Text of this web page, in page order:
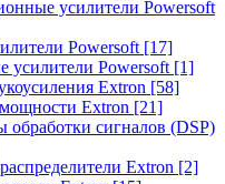
усилители Powersoft
Powersoft [17]
усилители Powersoft [1]
Extron [58]
Extron [21]
обработки сигналов (DSP)
Extron [2]